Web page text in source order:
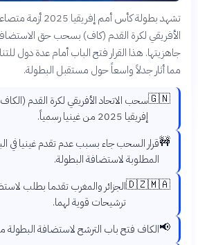
تشهد بطولة كأس أمم
الأفريقي لكرة القدم (كاف) بسحب حق
جاهزيتها. هذا القرار فتح الباب أمام عدة دول
مما أثار جدلاً واسعاً حول مستقبل البطولة.
🇬🇳سحب الاتحاد الأفريقي لكرة القدم
إفريقيا 2025 من غينيا رسمياً.
🚧قرار السحب جاء بسبب عدم تقدم غينيا في
المطلوبة لاستضافة البطولة.
🇩🇿🇲🇦الجزائر والمغرب تقدما بطلب
ترشيحات قوية لهما.
📢الكاف فتح باب الترشح لاستضافة البطولة